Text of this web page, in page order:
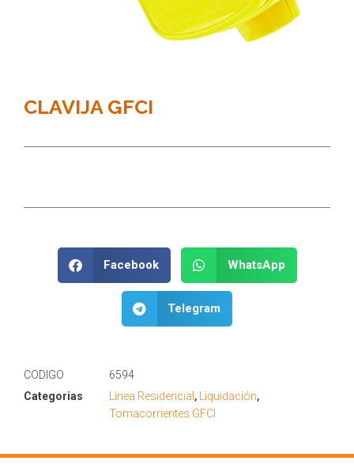
CLAVIJA GFCI
Facebook WhatsApp
Telegram
CODIGO
6594
Categorias
Línea Residencial , Liquidación,
Tomacorrientes GFCI